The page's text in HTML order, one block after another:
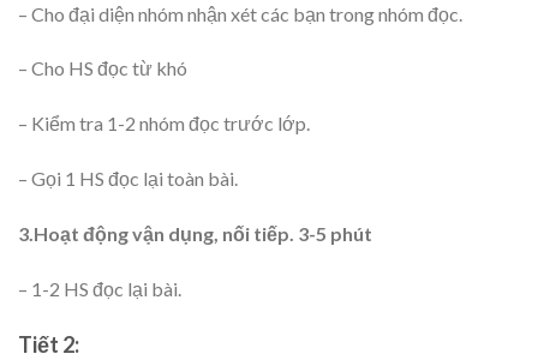
– Cho đại diện nhóm nhận xét các bạn trong nhóm đọc.
– Cho HS đọc từ khó
– Kiểm tra 1-2 nhóm đọc trước lớp.
– Gọi 1 HS đọc lại toàn bài.
3.Hoạt động vận dụng, nối tiếp. 3-5 phút
– 1-2 HS đọc lại bài.
Tiết 2: